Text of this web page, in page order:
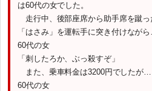
は60代の女でした。
走行中、後部座席から助手席を蹴
「はさみ」を運転手に突き付けながら
60代の女
「刺したろか、ぶっ殺すぞ」
また、乗車料金は3200円でしたが…
60代の女